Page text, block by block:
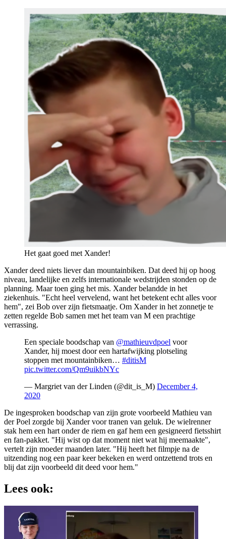
Het gaat goed met Xander!
Xander deed niets liever dan mountainbiken. Dat deed hij op hoog
niveau, landelijke en zelfs internationale wedstrijden stonden op de
planning. Maar toen ging het mis. Xander belandde in het
ziekenhuis. "Echt heel vervelend, want het betekent echt alles voor
hem", zei Bob over zijn fietsmaatje. Om Xander in het zonnetje te
zetten regelde Bob samen met het team van M een prachtige
verrassing.
Een speciale boodschap van @mathieuvdpoel voor
Xander, hij moest door een hartafwijking plotseling
stoppen met mountainbiken… #ditisM
pic.twitter.com/Qm9uikbNYc
— Margriet van der Linden (@dit_is_M) December 4,
2020
De ingesproken boodschap van zijn grote voorbeeld Mathieu van
der Poel zorgde bij Xander voor tranen van geluk. De wielrenner
stak hem een hart onder de riem en gaf hem een gesigneerd fietsshirt
en fan-pakket. "Hij wist op dat moment niet wat hij meemaakte",
vertelt zijn moeder maanden later. "Hij heeft het filmpje na de
uitzending nog een paar keer bekeken en werd ontzettend trots en
blij dat zijn voorbeeld dit deed voor hem."
Lees ook: